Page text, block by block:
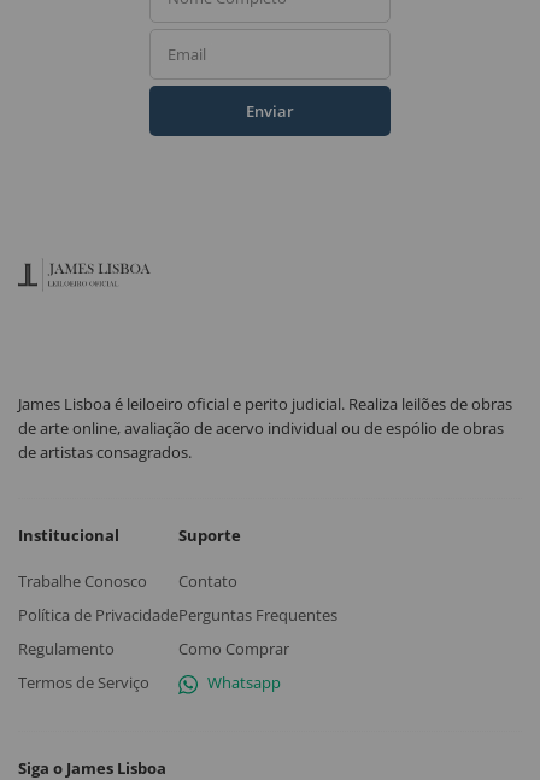
Email
Enviar
James Lisboa é leiloeiro oficial e perito judicial. Realiza leilões de obras
de arte online, avaliação de acervo individual ou de espólio de obras
de artistas consagrados.
Institucional
Trabalhe Conosco
Política de Privacidade
Regulamento
Termos de Serviço
Suporte
Contato
Perguntas Frequentes
Como Comprar
Whatsapp
Siga o James Lisboa